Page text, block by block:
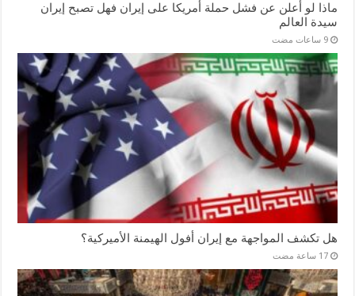
ماذا لو أعلن عن فشل حملة أمريكا على إيران فهل تصبح إيران
سيدة العالم
‏9 ساعات مضت
هل تكشف المواجهة مع إيران أفول الهيمنة الأميركية؟
‏17 ساعة مضت